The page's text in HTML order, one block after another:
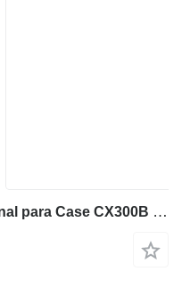
Case LN002490 transmisión final para Case CX300B CX300C CX350B CX350C CX360C CX380C excavadora